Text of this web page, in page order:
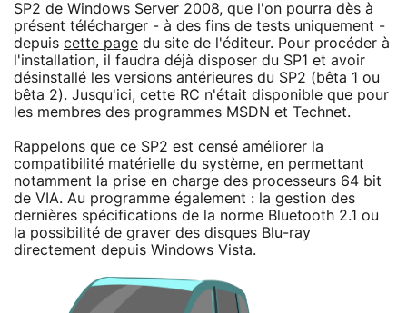
SP2 de Windows Server 2008, que l'on pourra dès à
présent télécharger - à des fins de tests uniquement -
depuis cette page du site de l'éditeur. Pour procéder à
l'installation, il faudra déjà disposer du SP1 et avoir
désinstallé les versions antérieures du SP2 (bêta 1 ou
bêta 2). Jusqu'ici, cette RC n'était disponible que pour
les membres des programmes MSDN et Technet.
Rappelons que ce SP2 est censé améliorer la
compatibilité matérielle du système, en permettant
notamment la prise en charge des processeurs 64 bit
de VIA. Au programme également : la gestion des
dernières spécifications de la norme Bluetooth 2.1 ou
la possibilité de graver des disques Blu-ray
directement depuis Windows Vista.